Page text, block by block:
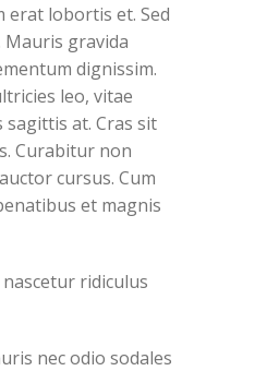
erat lobortis et. Sed
Mauris gravida
dignissim.
leo, vitae
at. Cras sit
Curabitur non
cursus. Cum
et magnis
ridiculus
nec odio sodales